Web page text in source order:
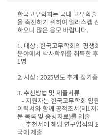
한국고무학회는 국내 고무학
을 촉진하기 위하여 엘라스켐
하오니 많은 응모 바랍니다.
1. 대상 : 한국고무학회의 평생
분야에서 박사학위를 취득한
1명
2. 시상 : 2025년도 추계 정기
3. 추천방법 및 제출서류
- 지원자는 한국고무학회 임
이력서와 함께 공적조서(제1
문 목록 및 증빙자료)를 제출
- 추천서에 해당 연구업적의
국에 제출